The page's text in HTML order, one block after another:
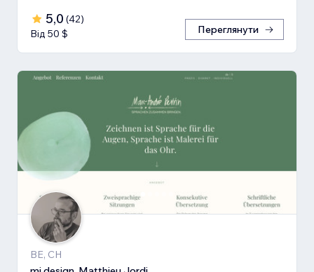
5,0 (42)
Від 50 $
Переглянути
BE, CH